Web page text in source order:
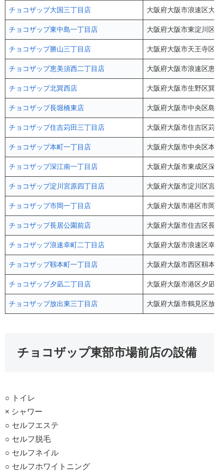
チョコザップ大国三丁目店 大阪府大阪市浪速区
チョコザップ東中島一丁目店 大阪府大阪市東淀川
チョコザップ勝山三丁目店 大阪府大阪市天王寺
チョコザップ恵美須西二丁目店 大阪府大阪市浪速区
チョコザップ北巽西店 大阪府大阪市生野区
チョコザップ長堀橋東店 大阪府大阪市中央区
チョコザップ住吉苅田三丁目店 大阪府大阪市住吉区
チョコザップ本町一丁目店 大阪府大阪市中央区
チョコザップ深江南一丁目店 大阪府大阪市東成区
チョコザップ淀川宮原四丁目店 大阪府大阪市淀川区
チョコザップ市岡一丁目店 大阪府大阪市港区市
チョコザップ長居公園前店 大阪府大阪市住吉区
チョコザップ浪速幸町二丁目店 大阪府大阪市浪速区
チョコザップ靱本町一丁目店 大阪府大阪市西区靱
チョコザップ夕凪二丁目店 大阪府大阪市港区夕
チョコザップ放出東三丁目店 大阪府大阪市鶴見区
チョコザップ東部市場前店の設備
○ トイレ
× シャワー
○ セルフエステ
○ セルフ脱毛
○ セルフネイル
○ セルフホワイトニング